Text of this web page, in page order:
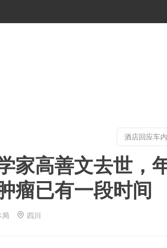
家高善文去世，
瘤已有一段时间
局 四川